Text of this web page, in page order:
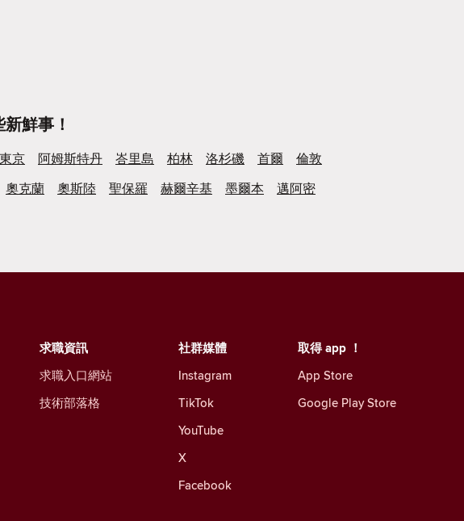
鮮事！
東京 阿姆斯特丹 峇里島 柏林 洛杉磯 首爾
倫敦
奧克蘭 奧斯陸 聖保羅 赫爾辛基 墨爾本
邁阿密
社群媒體
Instagram
TikTok
YouTube
X
Facebook
求職資訊
求職入口網站
技術部落格
取得 app ！
App Store
Google Play Store